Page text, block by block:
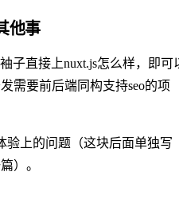
他事
子直接上nuxt.js怎么样，即可
需要前后端同构支持seo的项
验上的问题（这块后面单独写
）。